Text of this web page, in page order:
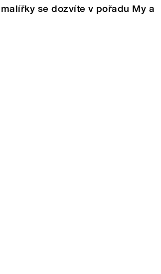
se dozvíte v pořadu My a